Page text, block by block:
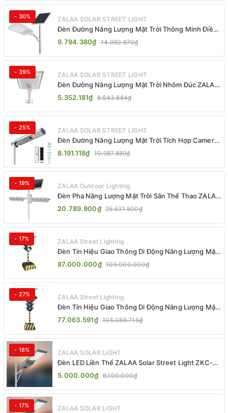
- 30% ZALAA SOLAR STREET LIGHT
Đèn Đường Năng Lượng Mặt Trời Thông Minh Điều
Khiển MPPT ZL-GMX01 ZALAA
9.794.380₫ 14.062.870₫
- 39% ZALAA SOLAR STREET LIGHT
Đèn Đường Năng Lượng Mặt Trời Nhôm Đúc ZALAA
ZL-BWH Cao Cấp IP65
5.352.181₫ 8.843.884₫
- 25% ZALAA SOLAR STREET LIGHT
Đèn Đường Năng Lượng Mặt Trời Tích Hợp Camera
ZALAA ZL-BJ04-CCTV (80W, IP65)
8.191.118₫ 10.987.889₫
- 19% ZALAA Outdoor Lighting
Đèn Pha Năng Lượng Mặt Trời Sân Thể Thao ZALAA
Jsc Chống Nước IP65 Cao Cấp
20.789.900₫ 25.531.500₫
- 17% ZALAA Street Lighting
Đèn Tín Hiệu Giao Thông Di Động Năng Lượng Mặt
Trời ZALAA ZL-300A-D
87.000.000₫ 105.000.000₫
- 27% ZALAA Street Lighting
Đèn Tín Hiệu Giao Thông Di Động Năng Lượng Mặt
Trời ZALAA ZL-409300C
77.063.591₫ 105.086.715₫
- 18% ZALAA SOLAR LIGHT
Đèn LED Liền Thể ZALAA Solar Street Light ZKC-
TG 20W 25W 30W All In One
5.000.000₫ 6.100.000₫
- 17% ZALAA SOLAR LIGHT